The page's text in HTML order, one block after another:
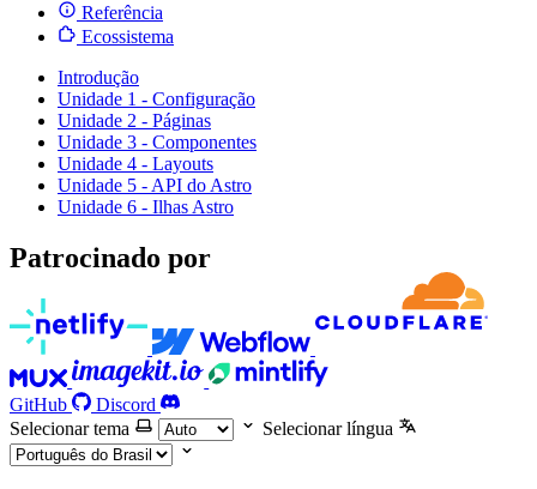
Referência
Ecossistema
Introdução
Unidade 1 - Configuração
Unidade 2 - Páginas
Unidade 3 - Componentes
Unidade 4 - Layouts
Unidade 5 - API do Astro
Unidade 6 - Ilhas Astro
Patrocinado por
GitHub
Discord
Selecionar tema
Selecionar língua